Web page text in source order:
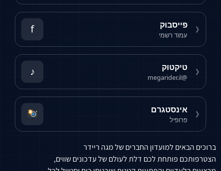
ברוכים הבאים למועדון החברים של מגה ריידר
הצטרפותכם פותחת לכם דלת לעולם של עדכונים שווים,
❮ פייסבוק
עמוד רשמי f
❮ טיקטוק
@megarider.il
♪
❮ אינסטגרם
פרופיל